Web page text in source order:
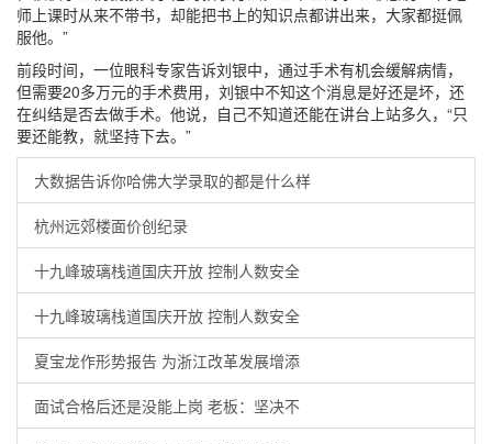
师上课时从来不带书，却能把书上的知识点都讲出来，大家都挺佩
服他。”
前段时间，一位眼科专家告诉刘银中，通过手术有机会缓解病情，
但需要20多万元的手术费用，刘银中不知这个消息是好还是坏，还
在纠结是否去做手术。他说，自己不知道还能在讲台上站多久，“只
要还能教，就坚持下去。”
大数据告诉你哈佛大学录取的都是什么样
杭州远郊楼面价创纪录
十九峰玻璃栈道国庆开放 控制人数安全
十九峰玻璃栈道国庆开放 控制人数安全
夏宝龙作形势报告 为浙江改革发展增添
面试合格后还是没能上岗 老板：坚决不